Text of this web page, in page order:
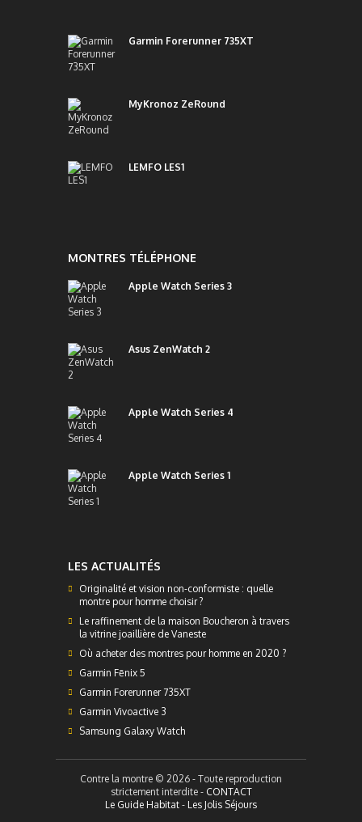
Garmin Forerunner 735XT
MyKronoz ZeRound
LEMFO LES1
MONTRES TÉLÉPHONE
Apple Watch Series 3
Asus ZenWatch 2
Apple Watch Series 4
Apple Watch Series 1
LES ACTUALITÉS
Originalité et vision non-conformiste : quelle
montre pour homme choisir ?
Le raffinement de la maison Boucheron à travers
la vitrine joaillière de Vaneste
Où acheter des montres pour homme en 2020 ?
Garmin Fēnix 5
Garmin Forerunner 735XT
Garmin Vivoactive 3
Samsung Galaxy Watch
Contre la montre © 2026 - Toute reproduction
strictement interdite - CONTACT
Le Guide Habitat - Les Jolis Séjours